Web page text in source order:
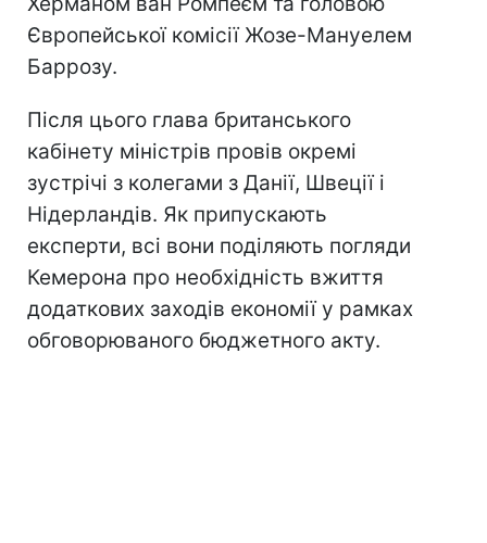
Європейської комісії Жозе-Мануелем
Баррозу.
Після цього глава британського
кабінету міністрів провів окремі
зустрічі з колегами з Данії, Швеції і
Нідерландів. Як припускають
експерти, всі вони поділяють погляди
Кемерона про необхідність вжиття
додаткових заходів економії у рамках
обговорюваного бюджетного акту.